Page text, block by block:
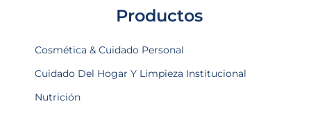
Productos
Cosmética & Cuidado Personal
Cuidado Del Hogar Y Limpieza Institucional
Nutrición